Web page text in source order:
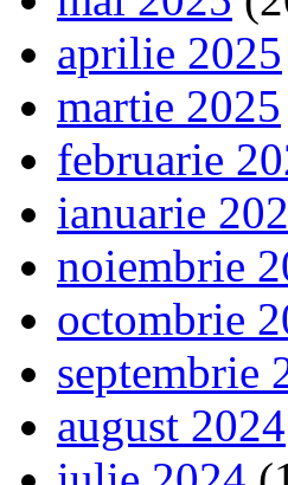
aprilie 2025
martie 2025
februarie
ianuarie
noiembrie
octombrie
septembrie
august 2024